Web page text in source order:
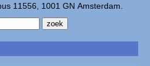
11556, 1001 GN Amsterdam.